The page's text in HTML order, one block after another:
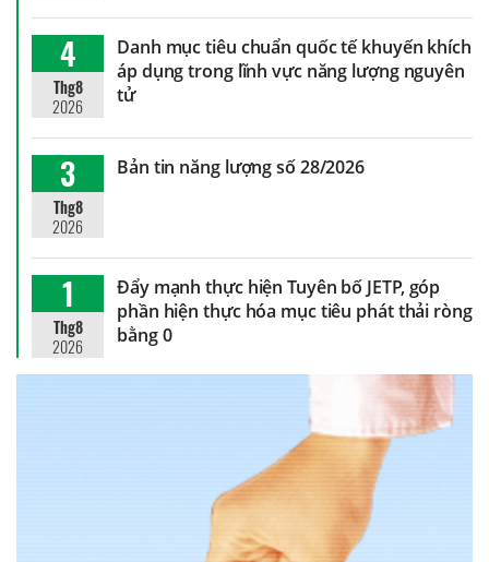
4
Thg8
2026
Danh mục tiêu chuẩn quốc tế khuyến khích
áp dụng trong lĩnh vực năng lượng nguyên
tử
3
Thg8
2026
Bản tin năng lượng số 28/2026
1
Thg8
2026
Đẩy mạnh thực hiện Tuyên bố JETP, góp
phần hiện thực hóa mục tiêu phát thải ròng
bằng 0